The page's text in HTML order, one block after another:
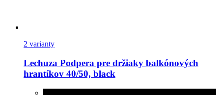
2 varianty
Lechuza Podpera pre držiaky balkónových
hrantíkov 40/50, black